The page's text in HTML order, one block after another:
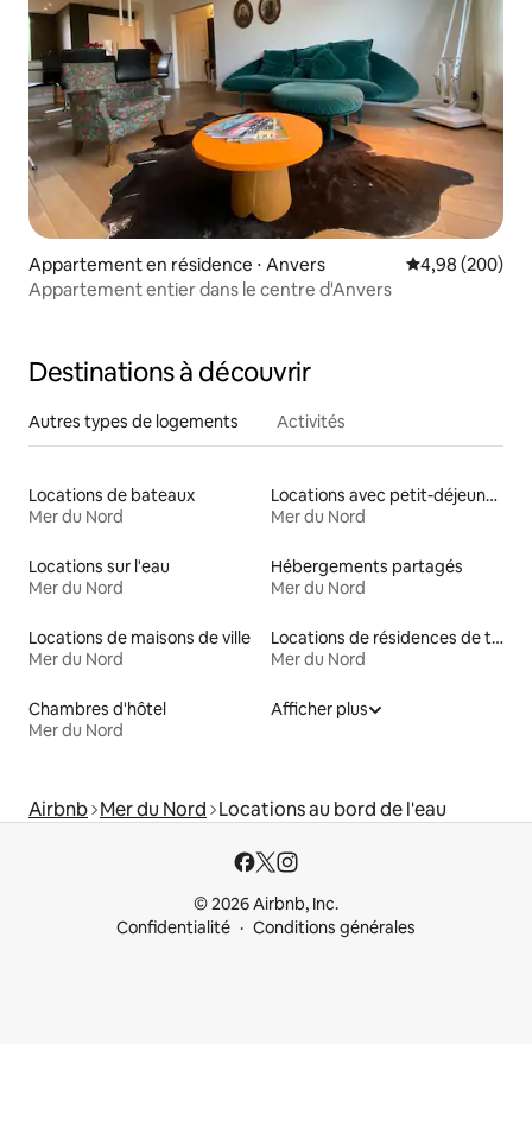
Appartement en résidence ⋅ Anvers Évaluation
4,98 (200)
Appartement entier dans le centre d'Anvers
Destinations à découvrir
Autres types de logements Activités
Locations de bateaux
Mer du Nord
Locations avec petit-déjeuner
Mer du Nord
Locations sur l'eau
Mer du Nord
Hébergements partagés
Mer du Nord
Locations de maisons de ville
Mer du Nord
Locations de résidences de tourisme
Mer du Nord
Chambres d'hôtel
Mer du Nord
Afficher plus
Airbnb Mer du Nord Locations au bord de l'eau
© 2026 Airbnb, Inc.
Confidentialité
Conditions générales